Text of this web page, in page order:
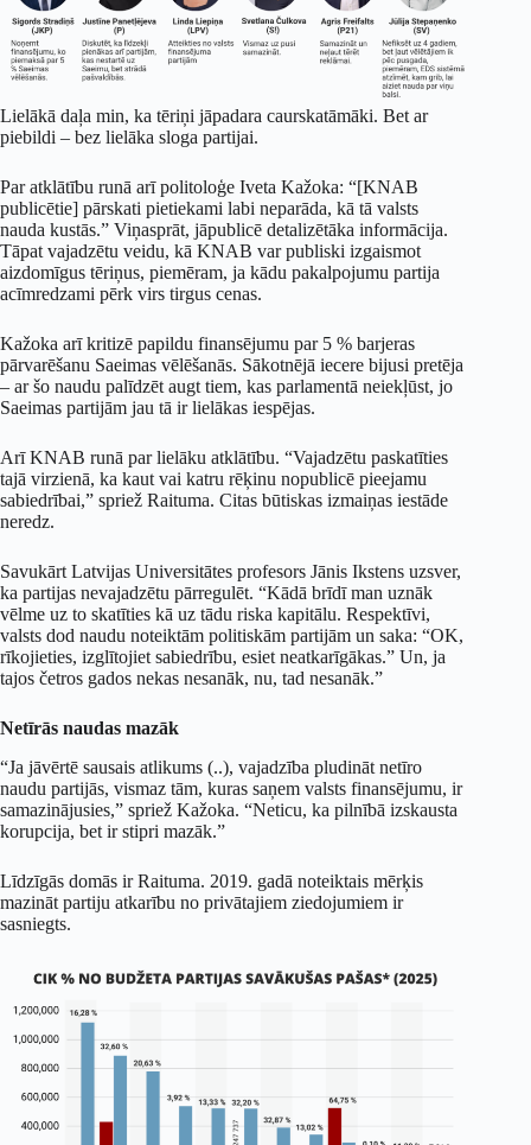
Lielākā daļa min, ka tēriņi jāpadara caurskatāmāki. Bet ar
piebildi – bez lielāka sloga partijai.
Par atklātību runā arī politoloģe Iveta Kažoka: “[KNAB
publicētie] pārskati pietiekami labi neparāda, kā tā valsts
nauda kustās.” Viņasprāt, jāpublicē detalizētāka informācija.
Tāpat vajadzētu veidu, kā KNAB var publiski izgaismot
aizdomīgus tēriņus, piemēram, ja kādu pakalpojumu partija
acīmredzami pērk virs tirgus cenas.
Kažoka arī kritizē papildu finansējumu par 5 % barjeras
pārvarēšanu Saeimas vēlēšanās. Sākotnējā iecere bijusi pretēja
– ar šo naudu palīdzēt augt tiem, kas parlamentā neiekļūst, jo
Saeimas partijām jau tā ir lielākas iespējas.
Arī KNAB runā par lielāku atklātību. “Vajadzētu paskatīties
tajā virzienā, ka kaut vai katru rēķinu nopublicē pieejamu
sabiedrībai,” spriež Raituma. Citas būtiskas izmaiņas iestāde
neredz.
Savukārt Latvijas Universitātes profesors Jānis Ikstens uzsver,
ka partijas nevajadzētu pārregulēt. “Kādā brīdī man uznāk
vēlme uz to skatīties kā uz tādu riska kapitālu. Respektīvi,
valsts dod naudu noteiktām politiskām partijām un saka: “OK,
rīkojieties, izglītojiet sabiedrību, esiet neatkarīgākas.” Un, ja
tajos četros gados nekas nesanāk, nu, tad nesanāk.”
Netīrās naudas mazāk
“Ja jāvērtē sausais atlikums (..), vajadzība pludināt netīro
naudu partijās, vismaz tām, kuras saņem valsts finansējumu, ir
samazinājusies,” spriež Kažoka. “Neticu, ka pilnībā izskausta
korupcija, bet ir stipri mazāk.”
Līdzīgās domās ir Raituma. 2019. gadā noteiktais mērķis
mazināt partiju atkarību no privātajiem ziedojumiem ir
sasniegts.